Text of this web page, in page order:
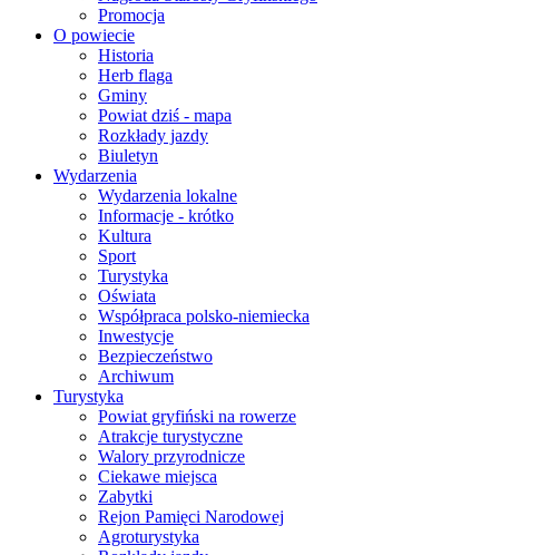
Promocja
O powiecie
Historia
Herb flaga
Gminy
Powiat dziś - mapa
Rozkłady jazdy
Biuletyn
Wydarzenia
Wydarzenia lokalne
Informacje - krótko
Kultura
Sport
Turystyka
Oświata
Współpraca polsko-niemiecka
Inwestycje
Bezpieczeństwo
Archiwum
Turystyka
Powiat gryfiński na rowerze
Atrakcje turystyczne
Walory przyrodnicze
Ciekawe miejsca
Zabytki
Rejon Pamięci Narodowej
Agroturystyka